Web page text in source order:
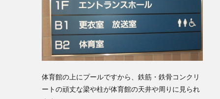
体育館の上にプールですから、鉄筋・鉄骨コンクリ
ートの頑丈な梁や柱が体育館の天井や周りに見られ